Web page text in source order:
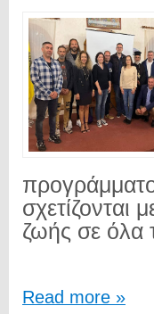
ζωής σε όλα
Read more »